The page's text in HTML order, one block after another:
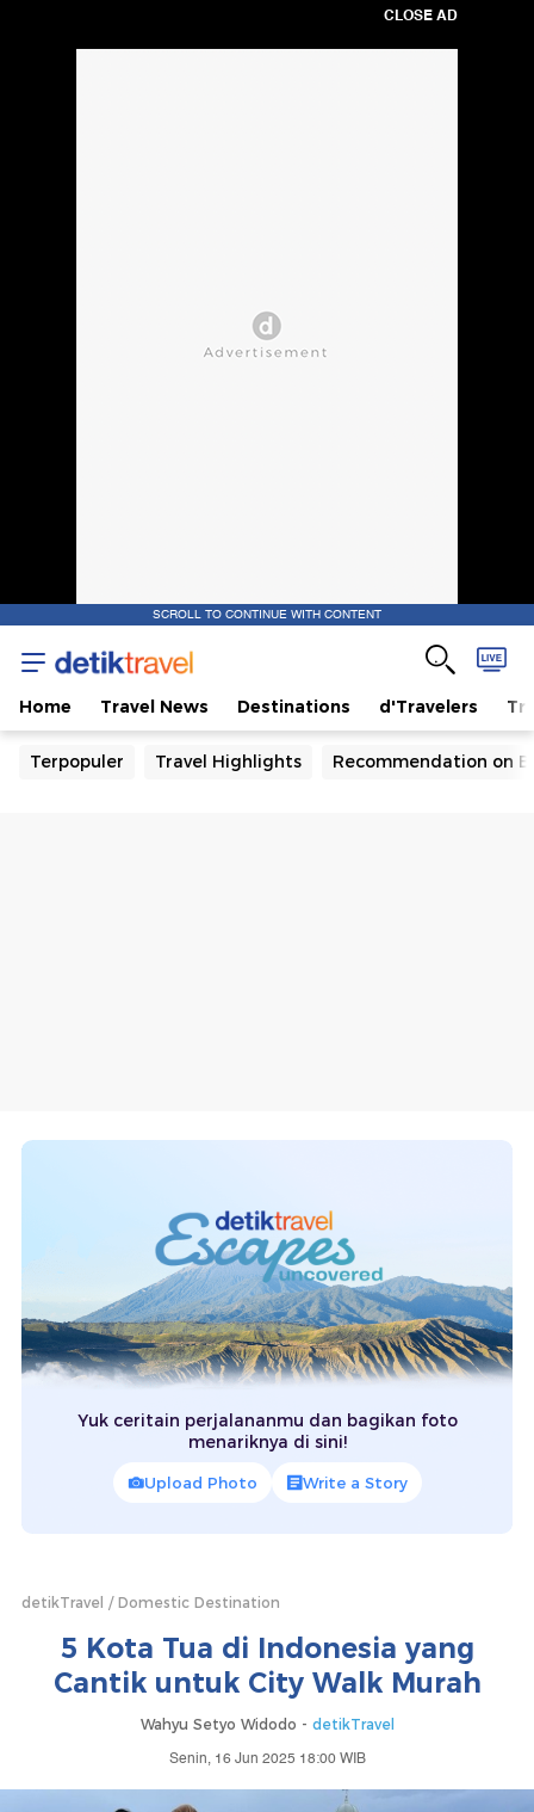
CLOSE AD
SCROLL TO CONTINUE WITH CONTENT
Home Travel News Destinations d'Travelers
Terpopuler Travel Highlights Recommendation on
Yuk ceritain perjalananmu dan bagikan foto
menariknya di sini!
Upload Photo Write a Story
detikTravel Domestic Destination
5 Kota Tua di Indonesia yang
Cantik untuk City Walk Murah
Wahyu Setyo Widodo - detikTravel
Senin, 16 Jun 2025 18:00 WIB